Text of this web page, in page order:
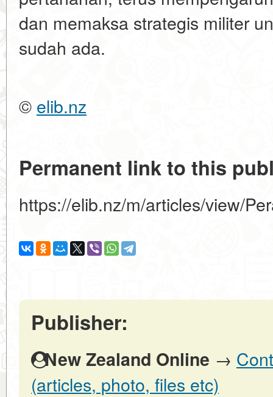
dan memaksa strategis militer
sudah ada.
© elib.nz
Permanent link to this
https://elib.nz/m/articles/view/
Publisher:
New Zealand Online →
(articles, photo, files etc)